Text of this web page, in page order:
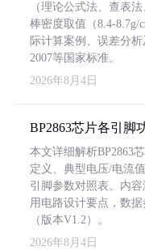
（理论公式法、查表
棒密度取值（8.4-8.7g/
际计算案例、误差分
2007等国家标准。
2026年8月4日
BP2863芯片各引脚
本文详细解析BP2863
定义、典型电压/电流
引脚参数对照表。内
用电路设计要点，数
（版本V1.2）。
2026年8月4日